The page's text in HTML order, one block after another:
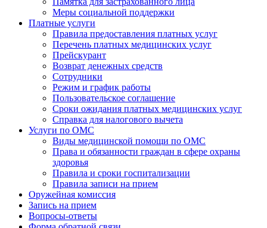
Меры социальной поддержки
Платные услуги
Правила предоставления платных услуг
Перечень платных медицинских услуг
Прейскурант
Возврат денежных средств
Сотрудники
Режим и график работы
Пользовательское соглашение
Сроки ожидания платных медицинских услуг
Справка для налогового вычета
Услуги по ОМС
Виды медицинской помощи по ОМС
Права и обязанности граждан в сфере охраны
здоровья
Правила и сроки госпитализации
Правила записи на прием
Оружейная комиссия
Запись на прием
Вопросы-ответы